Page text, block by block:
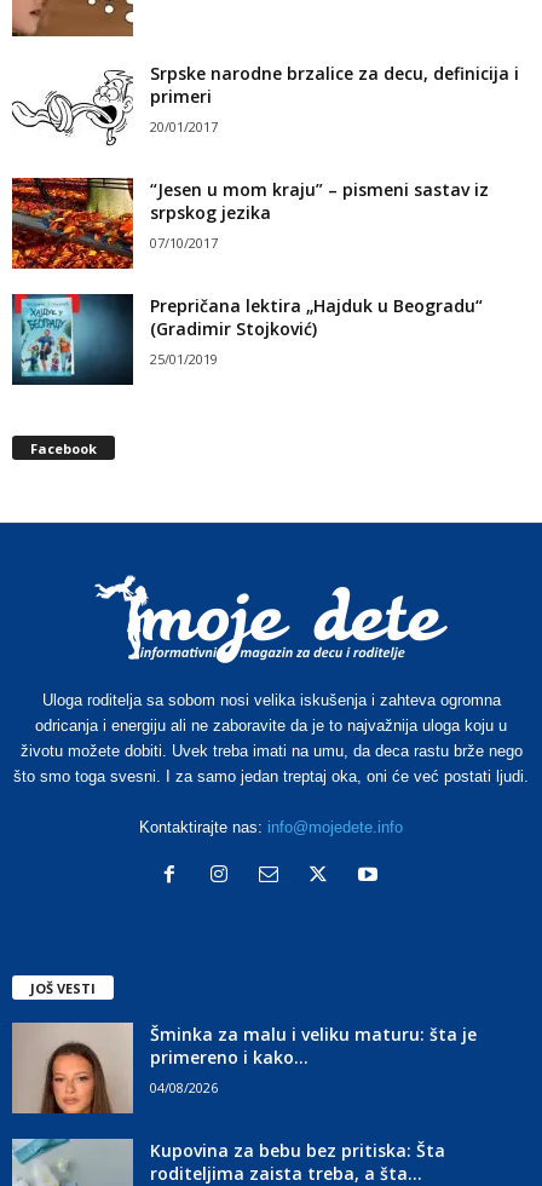
Srpske narodne brzalice za decu, definicija i
primeri
20/01/2017
“Jesen u mom kraju” – pismeni sastav iz
srpskog jezika
07/10/2017
Prepričana lektira „Hajduk u Beogradu“
(Gradimir Stojković)
25/01/2019
Facebook
Uloga roditelja sa sobom nosi velika iskušenja i zahteva ogromna
odricanja i energiju ali ne zaboravite da je to najvažnija uloga koju u
životu možete dobiti. Uvek treba imati na umu, da deca rastu brže nego
što smo toga svesni. I za samo jedan treptaj oka, oni će već postati ljudi.
Kontaktirajte nas: info@mojedete.info
JOŠ VESTI
Šminka za malu i veliku maturu: šta je
primereno i kako...
04/08/2026
Kupovina za bebu bez pritiska: Šta
roditeljima zaista treba, a šta...